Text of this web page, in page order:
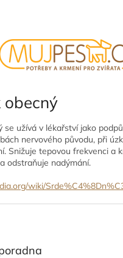
obecný
se užívá v lékařství jako
nervového původu, při
Snižuje tepovou frekvenci a
odstraňuje nadýmání.
wiki/